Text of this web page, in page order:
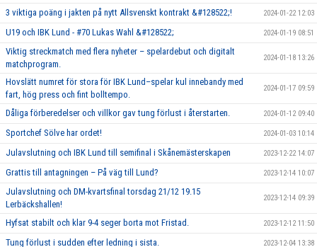
3 viktiga poäng i jakten på nytt Allsvenskt kontrakt &#128522;! 2024-01-22 12:03
U19 och IBK Lund - #70 Lukas Wahl &#128522; 2024-01-19 08:51
Viktig streckmatch med flera nyheter – spelardebut och digitalt
matchprogram.
2024-01-18 13:26
Hovslätt numret för stora för IBK Lund–spelar kul innebandy med
fart, hög press och fint bolltempo.
2024-01-17 09:59
Dåliga förberedelser och villkor gav tung förlust i återstarten. 2024-01-12 09:40
Sportchef Sölve har ordet! 2024-01-03 10:14
Julavslutning och IBK Lund till semifinal i Skånemästerskapen 2023-12-22 14:07
Grattis till antagningen – På väg till Lund? 2023-12-14 10:07
Julavslutning och DM-kvartsfinal torsdag 21/12 19.15
Lerbäckshallen!
2023-12-14 09:39
Hyfsat stabilt och klar 9-4 seger borta mot Fristad. 2023-12-12 11:50
Tung förlust i sudden efter ledning i sista. 2023-12-04 13:38